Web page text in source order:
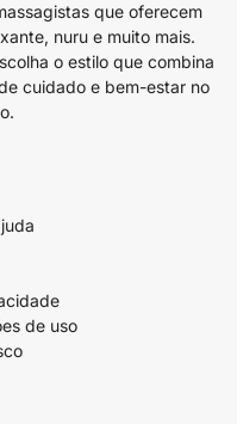
que oferecem
nuru e muito mais.
o estilo que combina
cuidado e bem-estar no
de uso